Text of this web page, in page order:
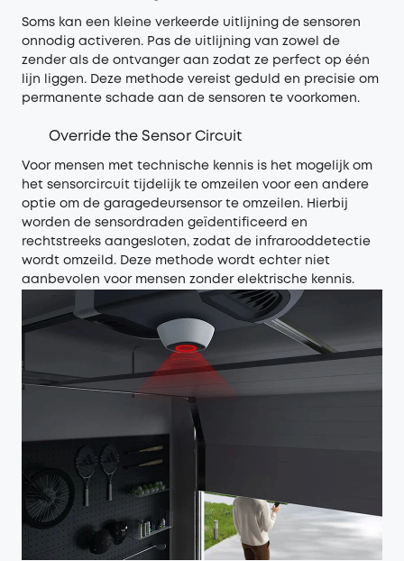
Soms kan een kleine verkeerde uitlijning de sensoren
onnodig activeren. Pas de uitlijning van zowel de
zender als de ontvanger aan zodat ze perfect op één
lijn liggen. Deze methode vereist geduld en precisie om
permanente schade aan de sensoren te voorkomen.
Override the Sensor Circuit
Voor mensen met technische kennis is het mogelijk om
het sensorcircuit tijdelijk te omzeilen voor een andere
optie om de garagedeursensor te omzeilen. Hierbij
worden de sensordraden geïdentificeerd en
rechtstreeks aangesloten, zodat de infrarooddetectie
wordt omzeild. Deze methode wordt echter niet
aanbevolen voor mensen zonder elektrische kennis.